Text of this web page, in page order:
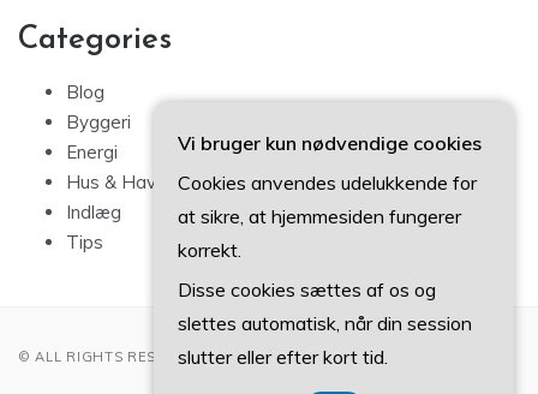
Categories
Blog
Byggeri
Energi
Hus & Have
Indlæg
Tips
© ALL RIGHTS RESERVED 2022
Vi bruger kun nødvendige cookies
Cookies anvendes udelukkende for
at sikre, at hjemmesiden fungerer
korrekt.
Disse cookies sættes af os og
slettes automatisk, når din session
slutter eller efter kort tid.